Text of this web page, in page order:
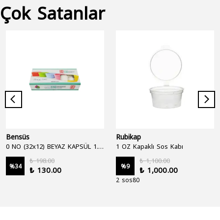
Çok Satanlar
Bensüs
%34
₺ 198.00
₺ 130.00
Rubikap
1 OZ Kapaklı Sos Kabı
%9
₺ 1,100.00
₺ 1,000.00
2 sos80